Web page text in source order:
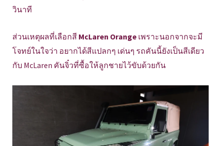
วินาที
ส่วนเหตุผลที่เลือกสี McLaren Orange เพราะนอกจากจะมี
โจทย์ในใจว่า อยากได้สีแปลกๆ เด่นๆ รถคันนี้ยังเป็นสีเดียว
กับ McLaren คันจิ๋วที่ซื้อให้ลูกชายไว้ขับด้วยกัน